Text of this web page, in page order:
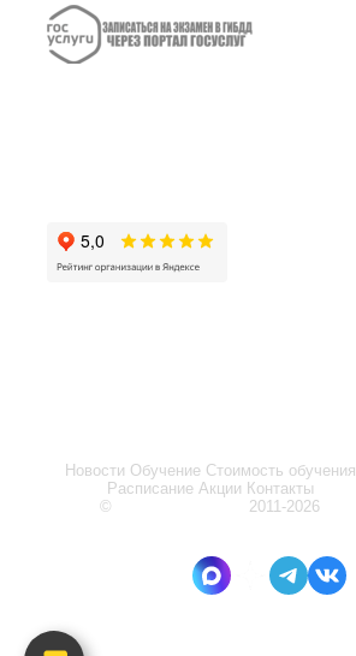
Новости Обучение Стоимость обучения
Расписание Акции Контакты
©
2011-2026